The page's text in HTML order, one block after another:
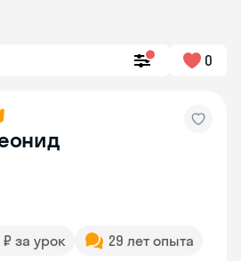
0
₽ за урок
29 лет опыта